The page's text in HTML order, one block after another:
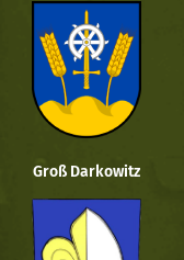
Groß Darkowitz